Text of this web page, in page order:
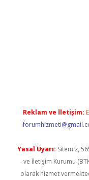
Reklam ve İletişim:
Yasal Uyarı: Sitemiz,
ve İletişim Kurumu
olarak hizmet